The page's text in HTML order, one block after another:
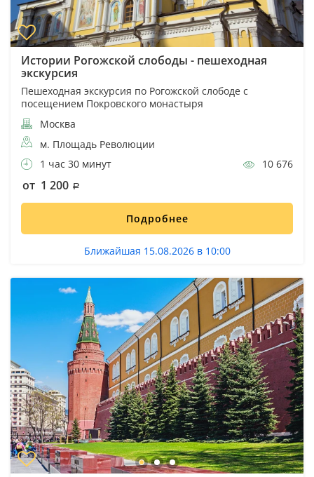
Истории Рогожской слободы - пешеходная
экскурсия
Пешеходная экскурсия по Рогожской слободе с
посещением Покровского монастыря
Москва
м. Площадь Революции
1 час 30 минут
10 676
от 1 200
Подробнее
Ближайшая 15.08.2026 в 10:00